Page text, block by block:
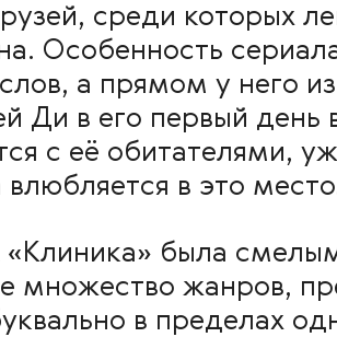
среди которых
Особенность
а прямом у него
Ди в его первый день
с её обитателями,
в это
«Клиника» была
множество жанров,
в пределах